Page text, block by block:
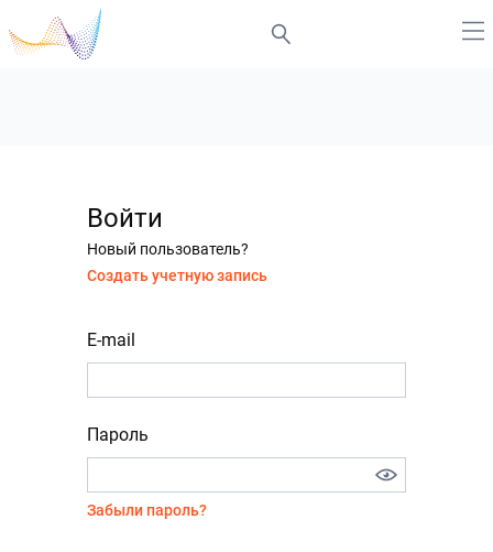
Войти
Новый пользователь?
Создать учетную запись
E-mail
Пароль
Забыли пароль?